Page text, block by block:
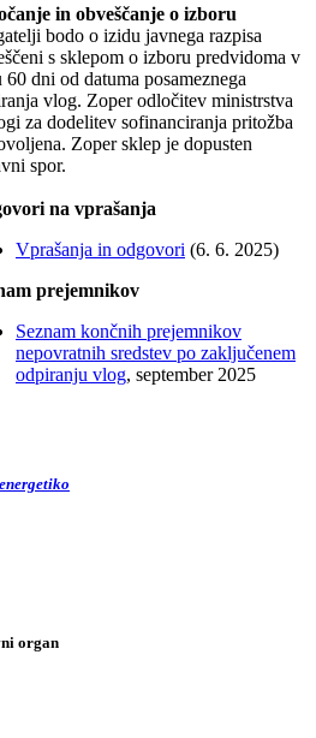
in obveščanje o izboru
bodo o izidu javnega razpisa
s sklepom o izboru predvidoma v
60 dni od datuma posameznega
vlog. Zoper odločitev ministrstva
za dodelitev sofinanciranja pritožba
Zoper sklep je dopusten
spor.
na vprašanja
Vprašanja in odgovori (6. 6. 2025)
prejemnikov
Seznam končnih prejemnikov
nepovratnih sredstev po zaključenem
odpiranju vlog, september 2025
organ